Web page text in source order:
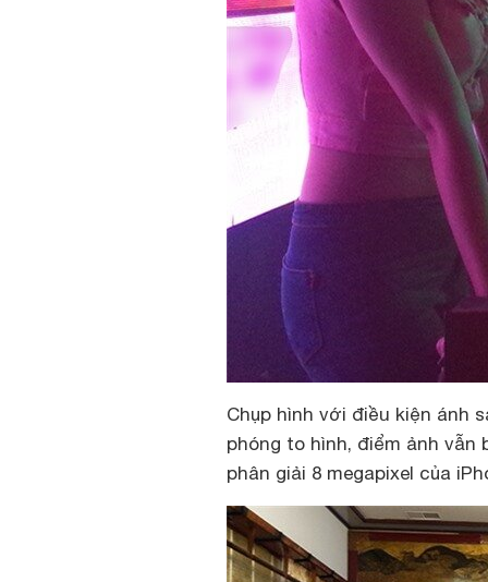
Chụp hình với điều kiện ánh
phóng to hình, điểm ảnh vẫn
phân giải 8 megapixel của